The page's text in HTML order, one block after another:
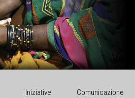
Iniziative Comunicazione